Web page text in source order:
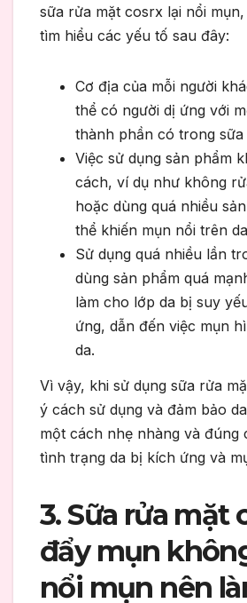
sữa rửa mặt cosrx lại nổi
tìm hiểu các yếu tố sau đây:
Cơ địa của mỗi người
thể có người dị ứng với
thành phần có trong sữa
Việc sử dụng sản phẩm
cách, ví dụ như không
hoặc dùng quá nhiều
thể khiến mụn nổi trên
Sử dụng quá nhiều lần
dùng sản phẩm quá
làm cho lớp da bị suy
ứng, dẫn đến việc mụn
da.
Vì vậy, khi sử dụng sữa rửa
ý cách sử dụng và đảm bảo
một cách nhẹ nhàng và đúng
tình trạng da bị kích ứng và
3. Sữa rửa mặt
đẩy mụn
nổi mụn nên